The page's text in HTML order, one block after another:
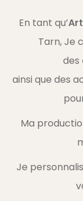
En tant qu’
Tarn, Je
des
ainsi que des
Ma
Je